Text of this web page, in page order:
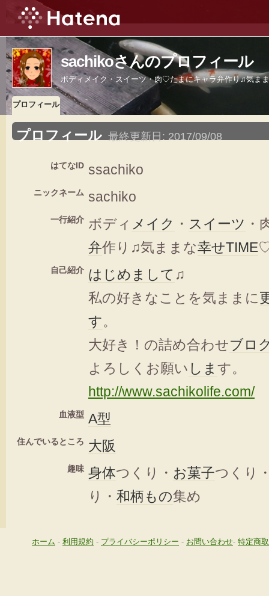
sachikoさんのプロフィール
ボディメイク・スイーツ・肉♡たまにキャラ弁作り♫気ま
プロフィール
プロフィール 最終更新日: 2017/09/08
はてなID ssachiko
ニックネーム sachiko
一行紹介 ボディ メイク ・ スイーツ ・
弁作り♫気ままな幸せTIME
自己紹介 はじめまして ♫
私の好きなことを気ままに
す。
大好き！の詰め合わせブロ
よろしくお願い しま す。
http://www.sachikolife.com/
血液型 A型
住んでいるところ 大阪
趣味 身体つくり・ お菓子つくり
り・ 和柄もの集め
ホーム - 利用規約 - プライバシーポリシー - お問い合わせ- 特定商